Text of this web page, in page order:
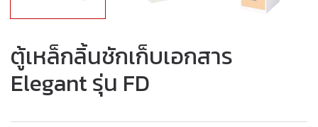
ตู้เหล็กลิ้นชักเก็บเอกสาร
Elegant รุ่น FD